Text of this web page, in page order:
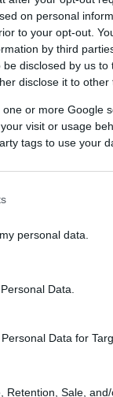
on personal
to your opt-out.
by third
disclosed by us
disclose it to other
or more Google
visit or usage
tags to use your
personal data.
Data.
Data for
Retention, Sale,
θα χτυπήσουμε
στους
και
με το Ιράν
Ισραέλ Κατς
το Ιράν
πριν από
ένοπλες